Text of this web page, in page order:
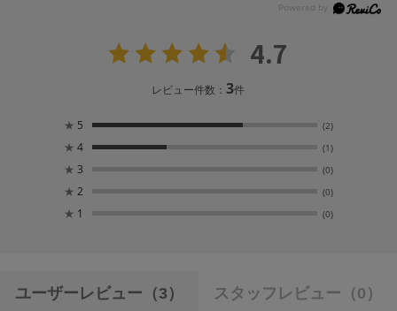
4.7
レビュー件数：3件
★ 5 (2)
★ 4 (1)
★ 3 (0)
★ 2 (0)
★ 1 (0)
ユーザーレビュー （3） スタッフレビュー （0）